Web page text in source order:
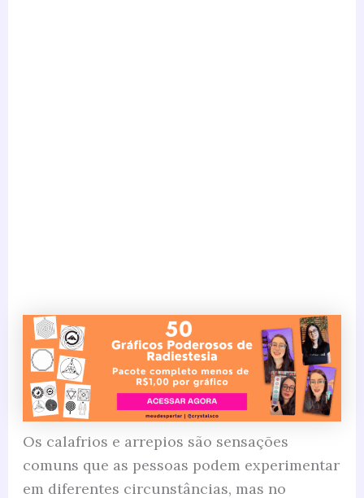
Os calafrios e arrepios são sensações
comuns que as pessoas podem experimentar
em diferentes circunstâncias, mas no